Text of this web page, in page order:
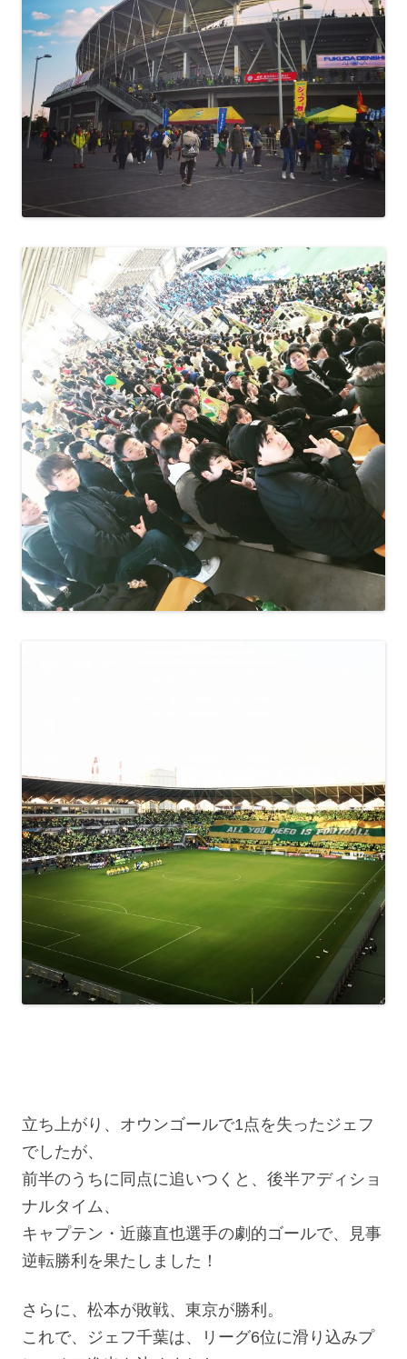
立ち上がり、オウンゴールで1点を失ったジェフ
でしたが、
前半のうちに同点に追いつくと、後半アディショ
ナルタイム、
キャプテン・近藤直也選手の劇的ゴールで、見事
逆転勝利を果たしました！
さらに、松本が敗戦、東京が勝利。
これで、ジェフ千葉は、リーグ6位に滑り込みプ